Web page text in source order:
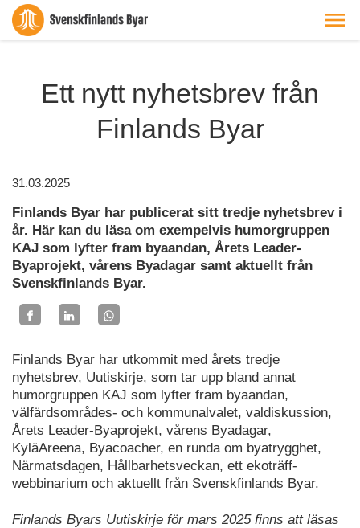
Ett nytt nyhetsbrev från
Finlands Byar
31.03.2025
Finlands Byar har publicerat sitt tredje nyhetsbrev i
år. Här kan du läsa om exempelvis humorgruppen
KAJ som lyfter fram byaandan, Årets Leader-
Byaprojekt, vårens Byadagar samt aktuellt från
Svenskfinlands Byar.
Finlands Byar har utkommit med årets tredje
nyhetsbrev, Uutiskirje, som tar upp bland annat
humorgruppen KAJ som lyfter fram byaandan,
välfärdsområdes- och kommunalvalet, valdiskussion,
Årets Leader-Byaprojekt, vårens Byadagar,
KyläAreena, Byacoacher, en runda om byatrygghet,
Närmatsdagen, Hållbarhetsveckan, ett ekoträff-
webbinarium och aktuellt från Svenskfinlands Byar.
Finlands Byars Uutiskirje för mars 2025 finns att läsas